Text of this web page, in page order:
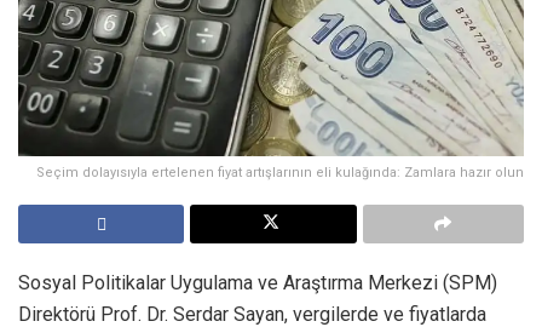
Seçim dolayısıyla ertelenen fiyat artışlarının eli kulağında: Zamlara hazır olun
Sosyal Politikalar Uygulama ve Araştırma Merkezi (SPM)
Direktörü Prof. Dr. Serdar Sayan, vergilerde ve fiyatlarda